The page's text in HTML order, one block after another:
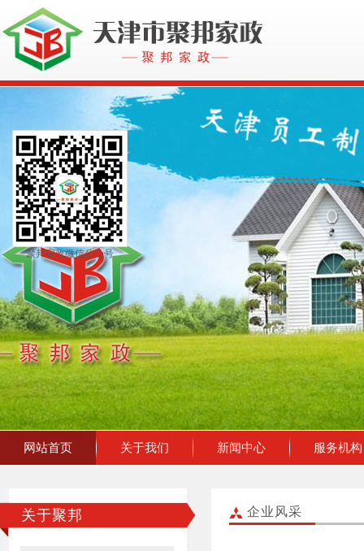
网站首页 关于我们 新闻中心 服务机构
关于聚邦 企业风采
聚邦家政微信公众号